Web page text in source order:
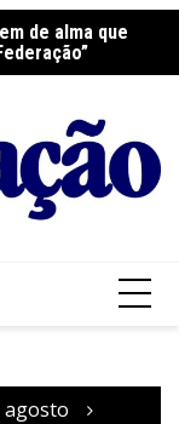
de alma que
São José
agosto